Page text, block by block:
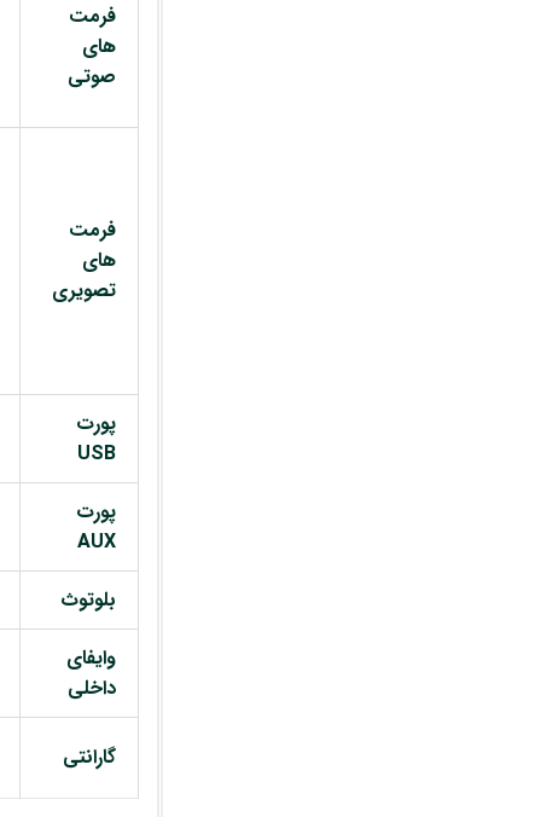
فرمت
های
صوتی
فرمت
های
تصویری
پورت
USB
پورت
AUX
بلوتوث
وایفای
داخلی
گارانتی